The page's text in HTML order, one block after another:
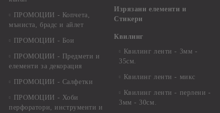
ПРОМОЦИИ - Копчета,
мъниста, брадс и айлет
ПРОМОЦИИ - Бои
ПРОМОЦИИ - Предмети и
елементи за декорация
ПРОМОЦИИ - Салфетки
ПРОМОЦИИ - Хоби
перфоратори, инструменти и
Изрязани елементи и
Стикери
Квилинг
Квилинг ленти - 3мм -
35см.
Квилинг ленти - микс
Квилинг ленти - перлени -
3мм - 30см.